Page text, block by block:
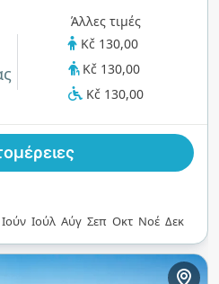
συναρπαστικές
ζώνη για παιδιά και μια
με πίδακες μασάζ και
Κατά τη διάρκεια
σημεία
αναψυκτικών. Οι
ολοκληρώνουν την
το ιδανικό καταφύγιο
και λάτρεις της
Άλλες τιμές
Kč 130,00
Kč 130,00
Kč 130,00
Ιούν Ιούλ Αύγ Σεπ Οκτ Νοέ Δεκ